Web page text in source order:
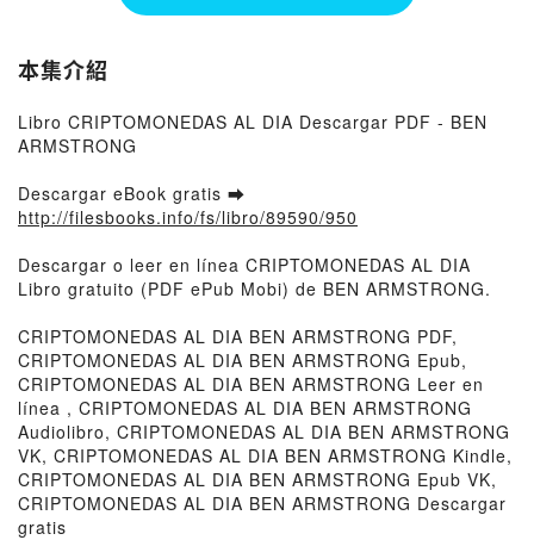
本集介紹
Libro CRIPTOMONEDAS AL DIA Descargar PDF - BEN
ARMSTRONG
Descargar eBook gratis ➡
http://filesbooks.info/fs/libro/89590/950
Descargar o leer en línea CRIPTOMONEDAS AL DIA
Libro gratuito (PDF ePub Mobi) de BEN ARMSTRONG.
CRIPTOMONEDAS AL DIA BEN ARMSTRONG PDF,
CRIPTOMONEDAS AL DIA BEN ARMSTRONG Epub,
CRIPTOMONEDAS AL DIA BEN ARMSTRONG Leer en
línea , CRIPTOMONEDAS AL DIA BEN ARMSTRONG
Audiolibro, CRIPTOMONEDAS AL DIA BEN ARMSTRONG
VK, CRIPTOMONEDAS AL DIA BEN ARMSTRONG Kindle,
CRIPTOMONEDAS AL DIA BEN ARMSTRONG Epub VK,
CRIPTOMONEDAS AL DIA BEN ARMSTRONG Descargar
gratis